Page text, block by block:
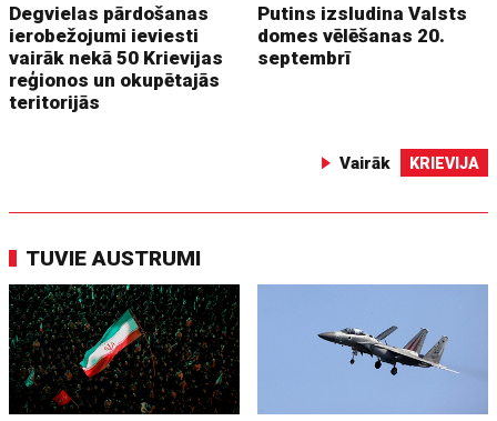
Degvielas pārdošanas
ierobežojumi ieviesti
vairāk nekā 50 Krievijas
reģionos un okupētajās
teritorijās
Putins izsludina Valsts
domes vēlēšanas 20.
septembrī
Vairāk KRIEVIJA
TUVIE AUSTRUMI